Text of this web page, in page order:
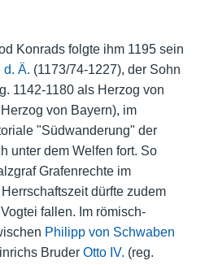
Konrads folgte ihm 1195 sein
d. Ä. (1173/74-1227), der Sohn
1142-1180 als Herzog von
von Bayern), im
"Südwanderung" der
unter dem Welfen fort. So
Grafenrechte im
dürfte zudem
fallen. Im römisch-
Philipp von Schwaben
Bruder Otto IV. (reg.